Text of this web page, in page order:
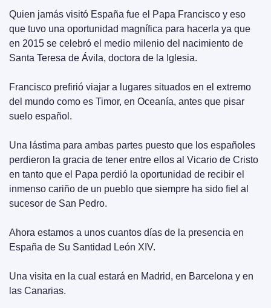
Quien jamás visitó España fue el Papa Francisco y eso
que tuvo una oportunidad magnífica para hacerla ya que
en 2015 se celebró el medio milenio del nacimiento de
Santa Teresa de Ávila, doctora de la Iglesia.
Francisco prefirió viajar a lugares situados en el extremo
del mundo como es Timor, en Oceanía, antes que pisar
suelo español.
Una lástima para ambas partes puesto que los españoles
perdieron la gracia de tener entre ellos al Vicario de Cristo
en tanto que el Papa perdió la oportunidad de recibir el
inmenso cariño de un pueblo que siempre ha sido fiel al
sucesor de San Pedro.
Ahora estamos a unos cuantos días de la presencia en
España de Su Santidad León XIV.
Una visita en la cual estará en Madrid, en Barcelona y en
las Canarias.